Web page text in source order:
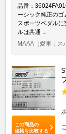
品番：
ーシック純正の
スポーツペダル
ルは共通 ...
MAAA （愛車：ス
この商品の
価格を比較する